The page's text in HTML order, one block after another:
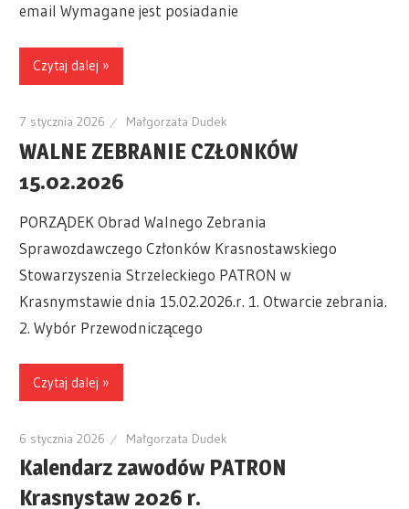
email Wymagane jest posiadanie
Czytaj dalej »
7 stycznia 2026 Małgorzata Dudek
WALNE ZEBRANIE CZŁONKÓW
15.02.2026
PORZĄDEK Obrad Walnego Zebrania
Sprawozdawczego Członków Krasnostawskiego
Stowarzyszenia Strzeleckiego PATRON w
Krasnymstawie dnia 15.02.2026.r. 1. Otwarcie zebrania.
2. Wybór Przewodniczącego
Czytaj dalej »
6 stycznia 2026 Małgorzata Dudek
Kalendarz zawodów PATRON
Krasnystaw 2026 r.